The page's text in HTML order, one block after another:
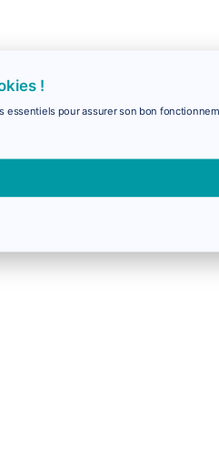
!
essentiels pour assurer son bon